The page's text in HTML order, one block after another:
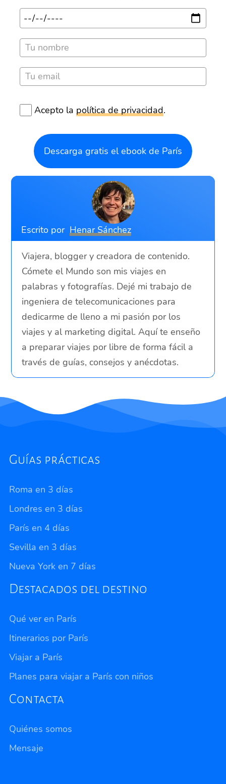
Acepto la política de privacidad.
Descarga gratis el ebook de París
Escrito por Henar Sánchez
Viajera, blogger y creadora de contenido.
Cómete el Mundo son mis viajes en
palabras y fotografías. Dejé mi trabajo de
ingeniera de telecomunicaciones para
dedicarme de lleno a mi pasión por los
viajes y al marketing digital. Aquí te enseño
a preparar viajes por libre de forma fácil a
través de guías, consejos y anécdotas.
Guías prácticas
Roma en 3 días
Londres en 3 días
París en 4 días
Sevilla en 3 días
Nueva York en 7 días
Destacados del destino
Qué ver en París
Itinerarios por París
Viajar a París
Planes para viajar a París con niños
Contacta
Quiénes somos
Mensaje